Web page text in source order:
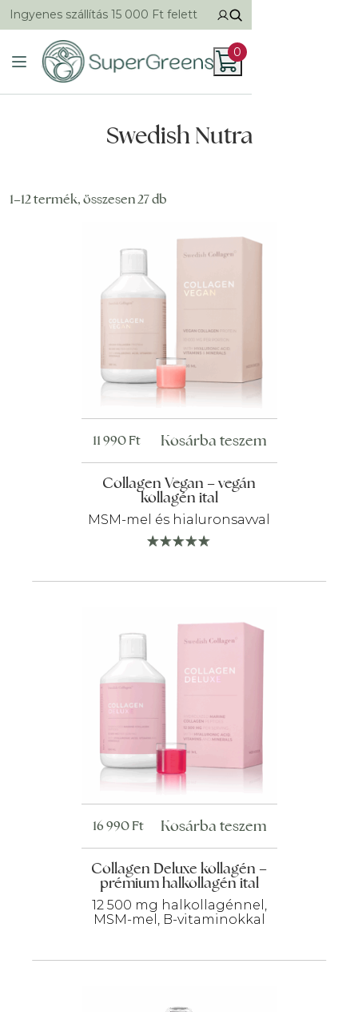
Ingyenes szállítás 15 000 Ft felett
0
Swedish Nutra
1–12 termék, összesen 27 db
Collagen Vegan – vegán
kollagén ital
MSM-mel és hialuronsavval
11 990Ft Kosárba teszem
Collagen Deluxe kollagén –
prémium halkollagén ital
12 500 mg halkollagénnel,
MSM-mel, B-vitaminokkal
16 990Ft Kosárba teszem